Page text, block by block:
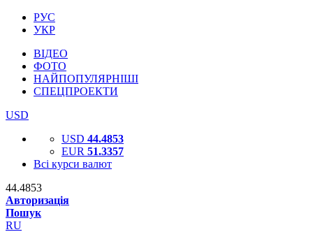
РУС
УКР
ВІДЕО
ФОТО
НАЙПОПУЛЯРНІШІ
СПЕЦПРОЕКТИ
USD
USD 44.4853
EUR 51.3357
Всі курси валют
44.4853
Авторизація
Пошук
RU